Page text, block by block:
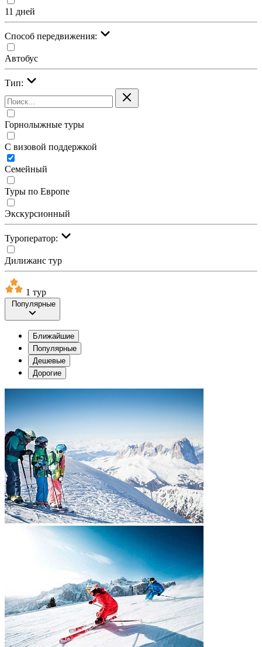
11 дней
Cпособ передвижения:
Автобус
Тип:
Горнолыжные туры
С визовой поддержкой
Семейный
Туры по Европе
Экскурсионный
Туроператор:
Дилижанс тур
1 тур
Популярные
Ближайшие
Популярные
Дешевые
Дорогие